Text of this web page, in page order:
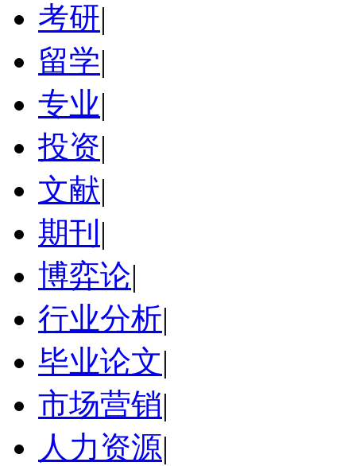
考研|
留学|
专业|
投资|
文献|
期刊 |
博弈论|
行业分析|
毕业论文|
市场营销|
人力资源|